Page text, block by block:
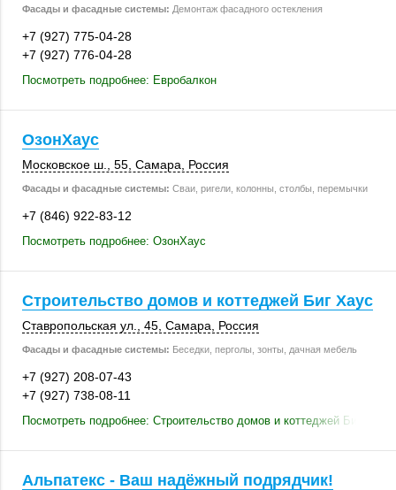
Фасады и фасадные системы: Демонтаж фасадного остекления
+7 (927) 775-04-28
+7 (927) 776-04-28
Посмотреть подробнее: Евробалкон
ОзонХаус
Московское ш., 55 Самара Россия
Фасады и фасадные системы: Сваи, ригели, колонны, столбы, перемычки
+7 (846) 922-83-12
Посмотреть подробнее: ОзонХаус
Строительство домов и коттеджей Биг Хаус
Ставропольская ул., 45, Самара Россия
Фасады и фасадные системы: Беседки, перголы, зонты, дачная мебель
+7 (927) 208-07-43
+7 (927) 738-08-11
Посмотреть подробнее: Строительство домов и коттеджей Биг Хаус
Альпатекс - Ваш надёжный подрядчик!